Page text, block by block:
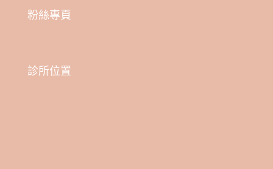
粉絲專頁
診所位置